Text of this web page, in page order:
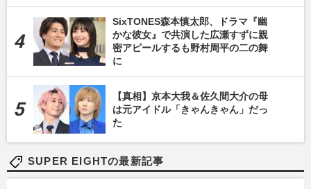
SixTONES森本慎太郎、ドラマ『幽
かな彼女』で共演した広瀬すずに親
密アピールするも野村周平の二の舞
に
【真相】京本大我＆佐久間大介の母
は元アイドル「きゃんきゃん」だっ
た
SUPER EIGHTの最新記事